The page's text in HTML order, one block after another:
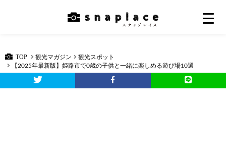
TOP 観光マガジン
観光スポット
【2025年最新版】姫路市で0歳の子供と一緒に楽しめる遊び場10選